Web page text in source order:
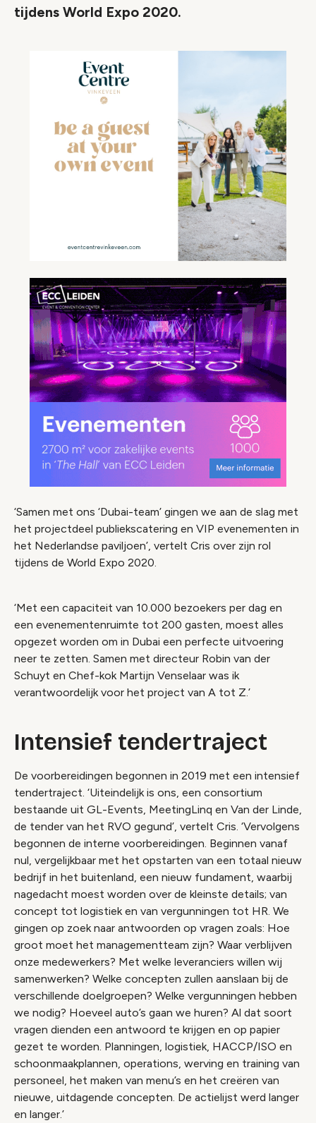
tijdens World Expo 2020.
‘Samen met ons ‘Dubai-team’ gingen we aan de slag met
het projectdeel publiekscatering en VIP evenementen in
het Nederlandse paviljoen’, vertelt Cris over zijn rol
tijdens de World Expo 2020.
‘Met een capaciteit van 10.000 bezoekers per dag en
een evenementenruimte tot 200 gasten, moest alles
opgezet worden om in Dubai een perfecte uitvoering
neer te zetten. Samen met directeur Robin van der
Schuyt en Chef-kok Martijn Venselaar was ik
verantwoordelijk voor het project van A tot Z.’
Intensief tendertraject
De voorbereidingen begonnen in 2019 met een intensief
tendertraject. ‘Uiteindelijk is ons, een consortium
bestaande uit GL-Events, MeetingLinq en Van der Linde,
de tender van het RVO gegund’, vertelt Cris. ‘Vervolgens
begonnen de interne voorbereidingen. Beginnen vanaf
nul, vergelijkbaar met het opstarten van een totaal nieuw
bedrijf in het buitenland, een nieuw fundament, waarbij
nagedacht moest worden over de kleinste details; van
concept tot logistiek en van vergunningen tot HR. We
gingen op zoek naar antwoorden op vragen zoals: Hoe
groot moet het managementteam zijn? Waar verblijven
onze medewerkers? Met welke leveranciers willen wij
samenwerken? Welke concepten zullen aanslaan bij de
verschillende doelgroepen? Welke vergunningen hebben
we nodig? Hoeveel auto’s gaan we huren? Al dat soort
vragen dienden een antwoord te krijgen en op papier
gezet te worden. Planningen, logistiek, HACCP/ISO en
schoonmaakplannen, operations, werving en training van
personeel, het maken van menu’s en het creëren van
nieuwe, uitdagende concepten. De actielijst werd langer
en langer.’